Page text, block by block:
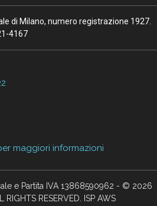
di Milano, numero registrazione 1927.
4167
maggiori informazioni
e Partita IVA 13868590962 - © 2026
RESERVED. ISP AWS